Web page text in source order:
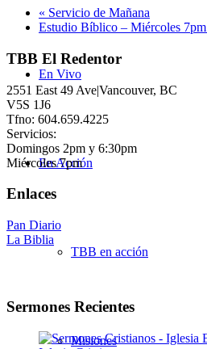
En Vivo
En Acción
TBB en acción
Misiones
« Servicio de Mañana
Estudio Bíblico – Miércoles 7pm
TBB El Redentor
2551 East 49 Ave|Vancouver, BC
V5S 1J6
Tfno: 604.659.4225
Servicios:
Domingos 2pm y 6:30pm
Miércoles 7pm
Enlaces
Pan Diario
La Biblia
Sermones Recientes